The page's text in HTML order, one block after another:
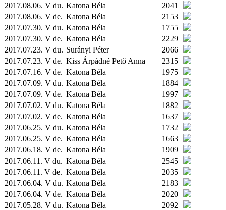
2017.08.06. V du. Katona Béla
2041
2017.08.06. V de. Katona Béla
2153
2017.07.30. V du. Katona Béla
1755
2017.07.30. V de. Katona Béla
2229
2017.07.23. V du. Surányi Péter
2066
2017.07.23. V de. Kiss Árpádné Pető Anna
2315
2017.07.16. V de. Katona Béla
1975
2017.07.09. V du. Katona Béla
1884
2017.07.09. V de. Katona Béla
1997
2017.07.02. V du. Katona Béla
1882
2017.07.02. V de. Katona Béla
1637
2017.06.25. V du. Katona Béla
1732
2017.06.25. V de. Katona Béla
1663
2017.06.18. V de. Katona Béla
1909
2017.06.11. V du. Katona Béla
2545
2017.06.11. V de. Katona Béla
2035
2017.06.04. V du. Katona Béla
2183
2017.06.04. V de. Katona Béla
2020
2017.05.28. V du. Katona Béla
2092